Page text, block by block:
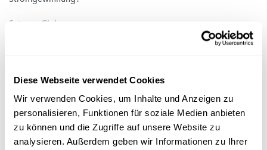
Diese Webseite verwendet Cookies
Wir verwenden Cookies, um Inhalte und Anzeigen zu
personalisieren, Funktionen für soziale Medien anbieten
zu können und die Zugriffe auf unsere Website zu
analysieren. Außerdem geben wir Informationen zu Ihrer
Science Club